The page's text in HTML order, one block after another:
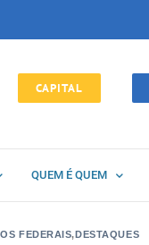
CAPITAL
QUEM É QUEM
FEDERAIS,DESTAQUES